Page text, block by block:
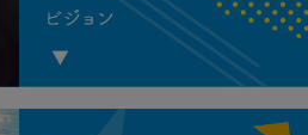
ンスを身につけましょう！
【ベビーミライク】 赤ちゃんのうち
から様々な動きを…
2026.08.07